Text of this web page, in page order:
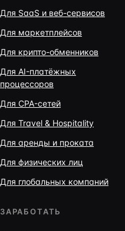
Для SaaS и веб-сервисов
Для маркетплейсов
Для крипто-обменников
Для AI-платёжных
процессоров
Для CPA-сетей
Для Travel & Hospitality
Для аренды и проката
Для физических лиц
Для глобальных компаний
ЗАРАБОТАТЬ